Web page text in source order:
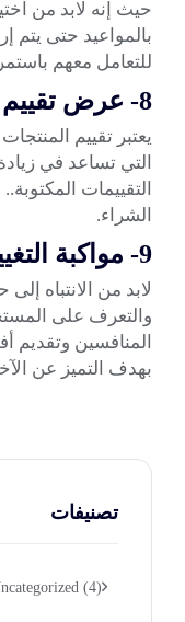
حيث إنه لابد من
بالمواعيد حتى يتم
للتعامل معهم
8- عرض تقييم المشترين
يعتبر تقييم
التي تساعد في
التقييمات
الشراء.
9- مواكبة التغييرات في السوق
لابد من الانتباه
والتعرف على
المنافسين وتقديم
بهدف التميز عن
تصنيفات
(4)